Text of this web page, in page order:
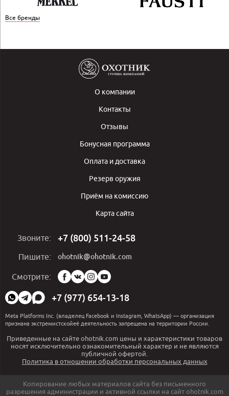
Все бренды
О компании
Контакты
Отзывы
Бонусная программа
Оплата и доставка
Резерв оружия
Приём на комиссию
Карта сайта
Звоните: +7 (800) 511-24-58
Пишите: ohotnik@ohotnik.com
Смотрите:
Мы
в
социальных
сетях:
+7 (977) 654-13-18
Meta Platforms Inc. (владелец Facebook и Instagram, WhatsApp) — организация
признана экстремистскойеё деятельность запрещена на территории России.
Приведенные на сайте ohotnik.com цены и характеристики товаров
носят исключительно ознакомительный характер и не являются
публичной офертой.
Политика в отношении обработки персональных данных
Копирование любых материалов сайта без письменного
разрешения администрации и активной ссылки на сайт ohotnik.com